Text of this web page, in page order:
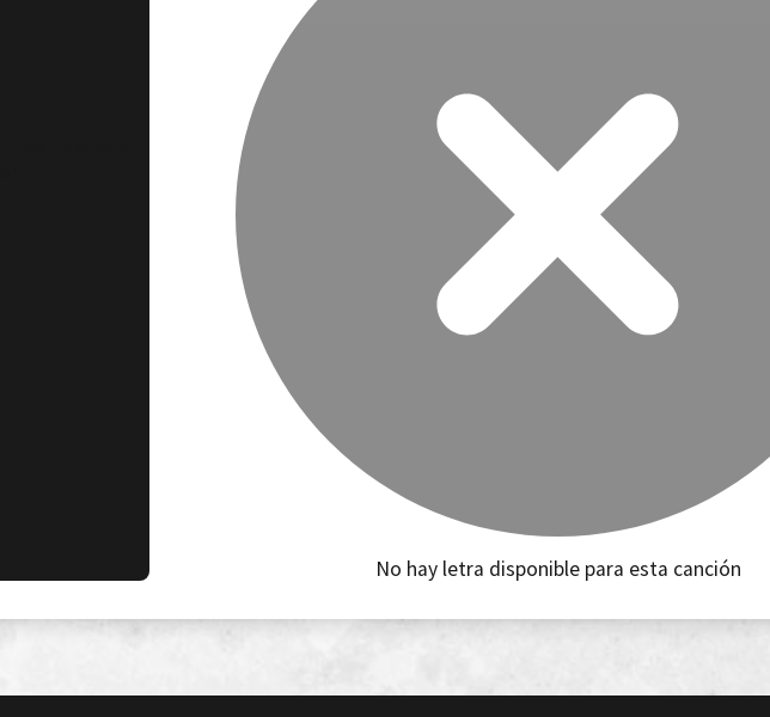
No hay letra disponible para esta canción